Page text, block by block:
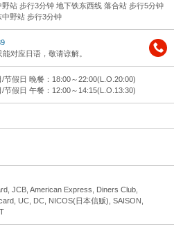
野站 步行3分钟 地下铁东西线 落合站 步行5分钟
野站 步行3分钟
对应日语，敬请谅解。
节假日 晚餐：18:00～22:00(L.O.20:00)
节假日 午餐：12:00～14:15(L.O.13:30)
JCB, American Express, Diners Club,
UC, DC, NICOS(日本信贩), SAISON,